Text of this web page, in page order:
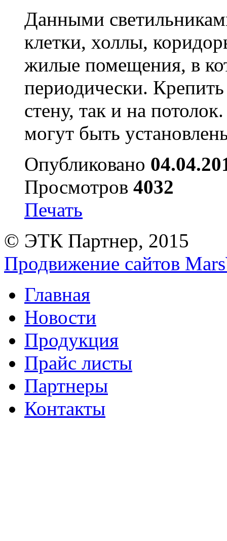
Данными
клетки, холлы,
жилые помещения, в
периодически.
стену, так и на
могут быть
Опубликовано
Просмотров 4032
Печать
© ЭТК Партнер, 2015
Продвижение сайтов
Главная
Новости
Продукция
Прайс листы
Партнеры
Контакты